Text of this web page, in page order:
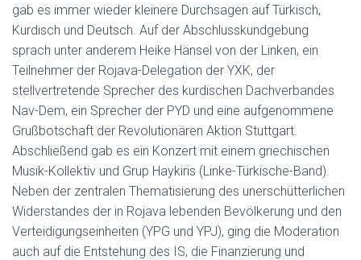
gab es immer wieder kleinere Durchsagen auf Türkisch,
Kurdisch und Deutsch. Auf der Abschlusskundgebung
sprach unter anderem Heike Hänsel von der Linken, ein
Teilnehmer der Rojava-Delegation der YXK, der
stellvertretende Sprecher des kurdischen Dachverbandes
Nav-Dem, ein Sprecher der PYD und eine aufgenommene
Grußbotschaft der Revolutionären Aktion Stuttgart.
Abschließend gab es ein Konzert mit einem griechischen
Musik-Kollektiv und Grup Haykiris (Linke-Türkische-Band).
Neben der zentralen Thematisierung des unerschütterlichen
Widerstandes der in Rojava lebenden Bevölkerung und den
Verteidigungseinheiten (YPG und YPJ), ging die Moderation
auch auf die Entstehung des IS, die Finanzierung und